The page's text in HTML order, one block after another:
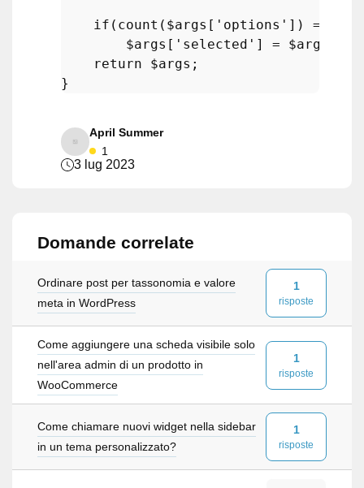
if ( count ( $args [ 'options' ]) ==
$args [ 'selected' ] = $args
return
$args ;
April Summer
1
3 lug 2023
Domande correlate
Ordinare post per tassonomia e valore
meta in WordPress
1
risposte
Come aggiungere una scheda visibile solo
nell'area admin di un prodotto in
WooCommerce
1
risposte
Come chiamare nuovi widget nella sidebar
in un tema personalizzato?
1
risposte